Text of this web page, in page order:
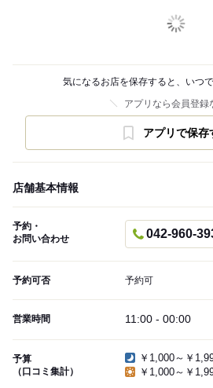
気になるお店を保存すると、いつ
アプリなら会員登録
アプリで保存
店舗基本情報
予約・
お問い合わせ
042-960-
予約可否 予約可
営業時間 11:00 - 00:00
予算
（口コミ集計）
￥1,000～￥
￥1,000～￥